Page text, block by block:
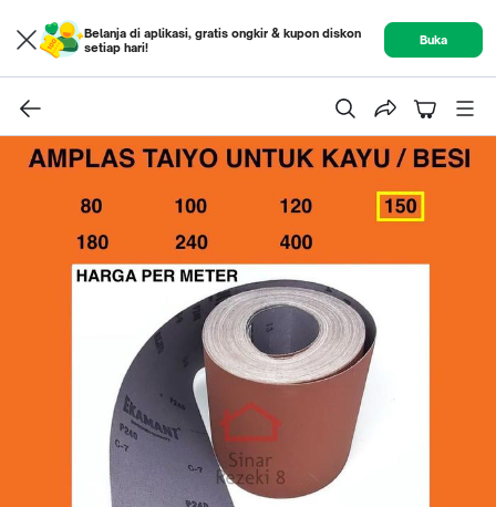
Belanja di aplikasi, gratis ongkir & kupon diskon
setiap hari!
Buka